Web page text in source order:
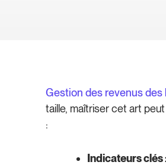
Gestion des revenus des
taille, maîtriser cet art
:
Indicateurs clés